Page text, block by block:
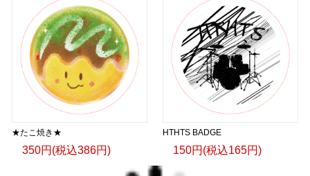
★たこ焼き★
350円(税込386円)
HTHTS BADGE
150円(税込165円)